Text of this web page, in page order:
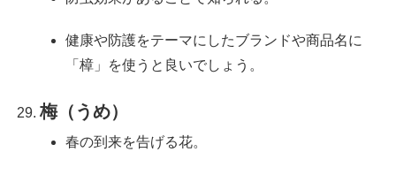
健康や防護をテーマにしたブランドや商品名に
「樟」を使うと良いでしょう。
梅（うめ）
春の到来を告げる花。